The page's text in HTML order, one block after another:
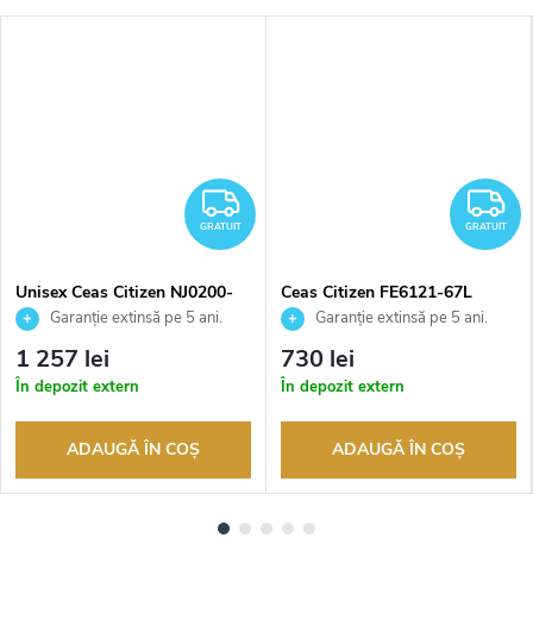
GRATUIT
GRATUIT
Unisex Ceas Citizen NJ0200-
50L Garanție extinsă pe 5 ani.
Până la 100 de zile pentru
returnarea bunurilor. Vânzător
autorizat
1 257 lei
În depozit extern
ADAUGĂ ÎN COŞ
GRATUIT
Ceas Citizen FE6121-67L
Garanție extinsă pe 5 ani.
Până la 100 de zile pentru
returnarea bunurilor. Vânzător
autorizat
730 lei
În depozit extern
ADAUGĂ ÎN COŞ